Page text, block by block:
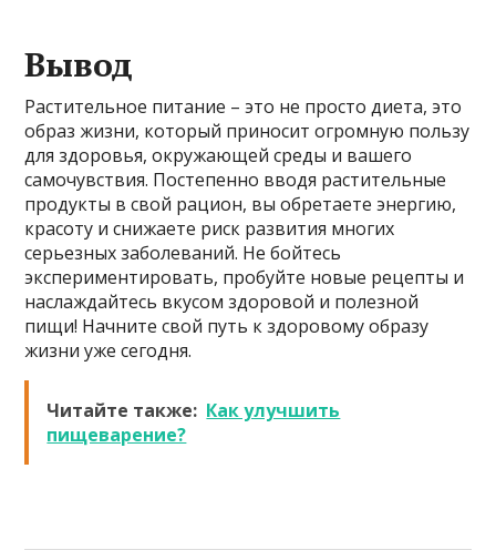
Вывод
Растительное питание – это не просто диета, это
образ жизни, который приносит огромную пользу
для здоровья, окружающей среды и вашего
самочувствия. Постепенно вводя растительные
продукты в свой рацион, вы обретаете энергию,
красоту и снижаете риск развития многих
серьезных заболеваний. Не бойтесь
экспериментировать, пробуйте новые рецепты и
наслаждайтесь вкусом здоровой и полезной
пищи! Начните свой путь к здоровому образу
жизни уже сегодня.
Читайте также: Как улучшить
пищеварение?